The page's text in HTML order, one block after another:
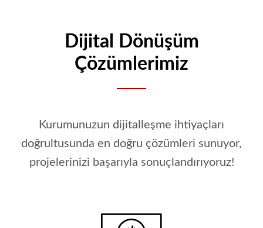
Dijital Dönüşüm
Çözümlerimiz
Kurumunuzun dijitalleşme ihtiyaçları
doğrultusunda en doğru çözümleri sunuyor,
projelerinizi başarıyla sonuçlandırıyoruz!